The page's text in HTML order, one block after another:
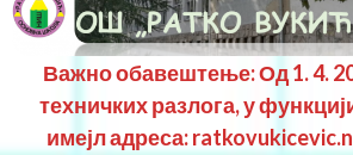
Важно обавештење: Од 1. 4.
техничких разлога, у
имејл адреса: